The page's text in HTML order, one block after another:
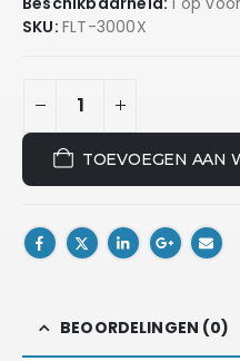
SKU: FLT-3000X
TOEVOEGEN AAN
BEOORDELINGEN (0)